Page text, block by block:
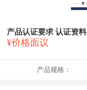
产品认证要求 认证资料
¥价格面议
产品规格：